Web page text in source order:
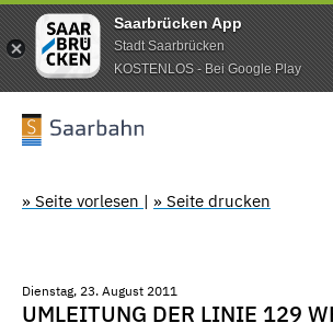
Saarbrücken App
Stadt Saarbrücken
KOSTENLOS - Bei Google Play
» Seite vorlesen | » Seite drucken
Dienstag, 23. August 2011
UMLEITUNG DER LINIE 129